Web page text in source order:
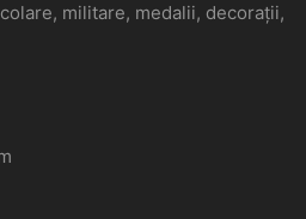
militare, medalii, decorații,